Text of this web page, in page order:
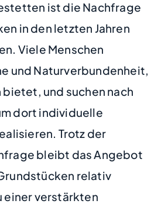
ist die Nachfrage
in den letzten Jahren
Viele Menschen
und Naturverbundenheit,
und suchen nach
dort individuelle
Trotz der
bleibt das Angebot
relativ
einer verstärkten